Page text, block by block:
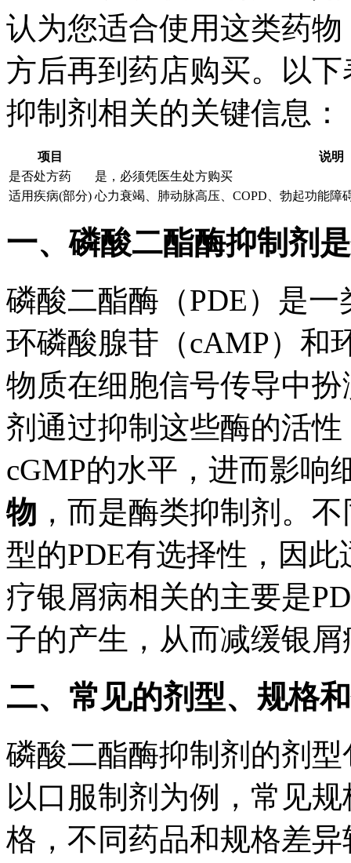
认为您适合使用这类药
方后再到药店购买。以
抑制剂相关的关键信息：
项目
说明
是否处方药
是，必须凭医生处方购买
适用疾病(部分) 心力衰竭、肺动脉高压、COPD、勃起功能障
一、磷酸二酯酶抑制剂
磷酸二酯酶（PDE）是
环磷酸腺苷（cAMP）和
物质在细胞信号传导中
剂通过抑制这些酶的活
cGMP的水平，进而影响
物 ，而是酶类抑制剂。
型的PDE有选择性，因
疗银屑病相关的主要是
子的产生，从而减缓银
二、常见的剂型、规格
磷酸二酯酶抑制剂的剂
以口服制剂为例，常见
格，不同药品和规格差